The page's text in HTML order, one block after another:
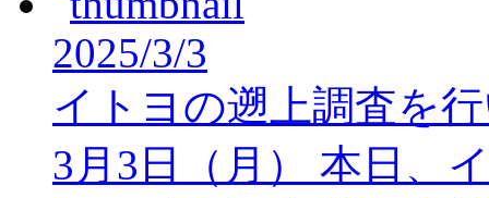
2025/3/3
イトヨの遡上調査を
3月3日（月） 本日、